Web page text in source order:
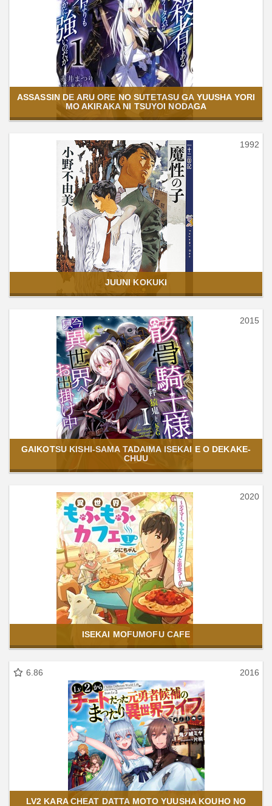
ASSASSIN DE ARU ORE NO SUTETASU GA YUUSHA YORI
MO AKIRAKA NI TSUYOI NODAGA
1992
JUUNI KOKUKI
2015
GAIKOTSU KISHI-SAMA TADAIMA ISEKAI E O DEKAKE-
CHUU
2020
ISEKAI MOFUMOFU CAFE
6.86 2016
LV2 KARA CHEAT DATTA MOTO YUUSHA KOUHO NO